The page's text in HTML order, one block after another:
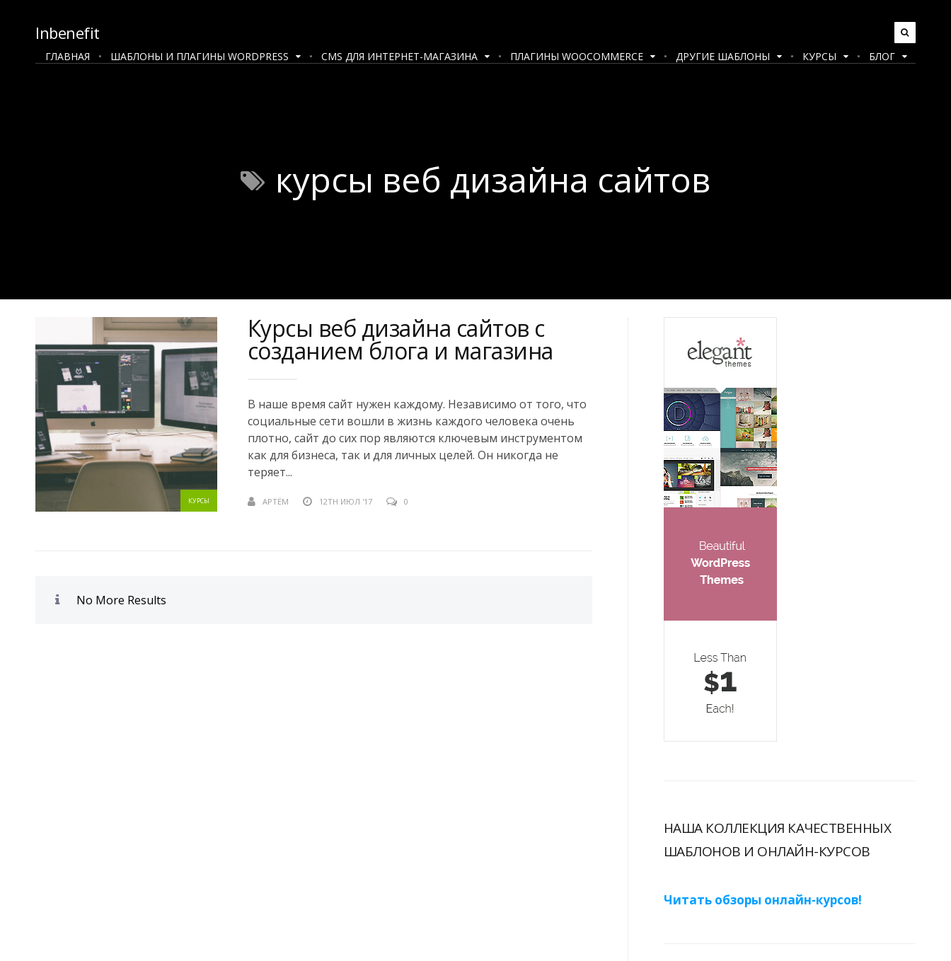
Inbenefit
ГЛАВНАЯ ШАБЛОНЫ И ПЛАГИНЫ WORDPRESS CMS ДЛЯ ИНТЕРНЕТ-МАГАЗИНА ПЛАГИНЫ WOOCOMMERCE ДРУГИЕ ШАБЛОНЫ КУРСЫ БЛОГ
курсы веб дизайна сайтов
КУРСЫ
Курсы веб дизайна сайтов с
созданием блога и магазина
В наше время сайт нужен каждому. Независимо от того, что
социальные сети вошли в жизнь каждого человека очень
плотно, сайт до сих пор являются ключевым инструментом
как для бизнеса, так и для личных целей. Он никогда не
теряет...
АРТЁМ 12TH ИЮЛ '17 0
No More Results
НАША КОЛЛЕКЦИЯ КАЧЕСТВЕННЫХ
ШАБЛОНОВ И ОНЛАЙН-КУРСОВ
Читать обзоры онлайн-курсов!